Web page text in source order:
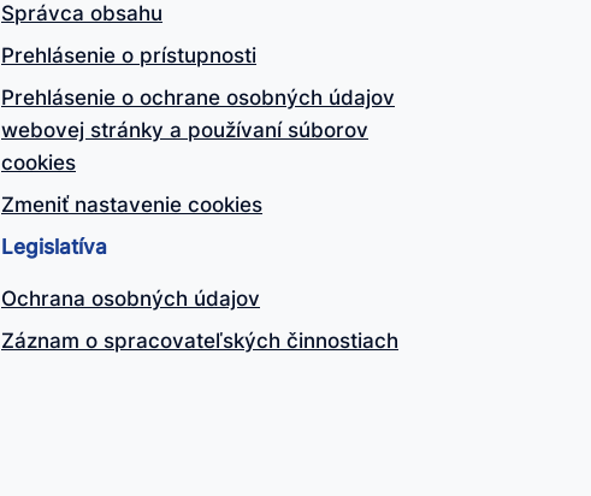
Správca obsahu
Prehlásenie o prístupnosti
Prehlásenie o ochrane osobných údajov
webovej stránky a používaní súborov
cookies
Zmeniť nastavenie cookies
Legislatíva
Ochrana osobných údajov
Záznam o spracovateľských činnostiach